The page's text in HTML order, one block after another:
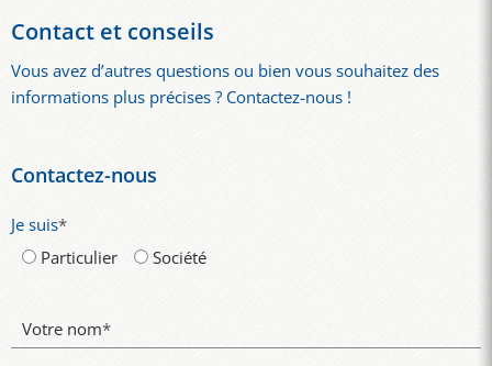
de la situation.
Contact et conseils
Vous avez d’autres questions ou bien vous souhaitez des
informations plus précises ? Contactez-nous !
Contactez-nous
Je suis*
Particulier
Société
Votre nom*